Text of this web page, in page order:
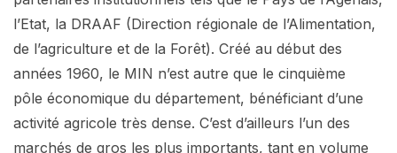
l’Etat, la DRAAF (Direction régionale de l’Alimentation,
de l’agriculture et de la Forêt). Créé au début des
années 1960, le MIN n’est autre que le cinquième
pôle économique du département, bénéficiant d’une
activité agricole très dense. C’est d’ailleurs l’un des
marchés de gros les plus importants, tant en volume